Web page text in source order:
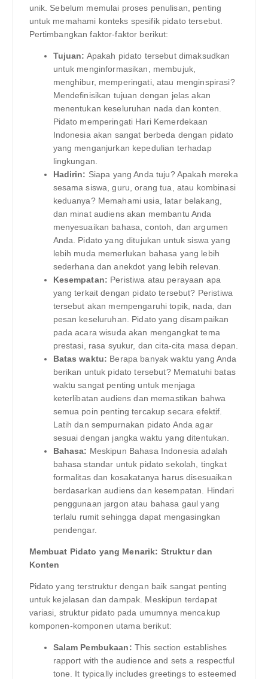
unik. Sebelum memulai proses penulisan, penting
untuk memahami konteks spesifik pidato tersebut.
Pertimbangkan faktor-faktor berikut:
Tujuan: Apakah pidato tersebut dimaksudkan
untuk menginformasikan, membujuk,
menghibur, memperingati, atau menginspirasi?
Mendefinisikan tujuan dengan jelas akan
menentukan keseluruhan nada dan konten.
Pidato memperingati Hari Kemerdekaan
Indonesia akan sangat berbeda dengan pidato
yang menganjurkan kepedulian terhadap
lingkungan.
Hadirin: Siapa yang Anda tuju? Apakah mereka
sesama siswa, guru, orang tua, atau kombinasi
keduanya? Memahami usia, latar belakang,
dan minat audiens akan membantu Anda
menyesuaikan bahasa, contoh, dan argumen
Anda. Pidato yang ditujukan untuk siswa yang
lebih muda memerlukan bahasa yang lebih
sederhana dan anekdot yang lebih relevan.
Kesempatan: Peristiwa atau perayaan apa
yang terkait dengan pidato tersebut? Peristiwa
tersebut akan mempengaruhi topik, nada, dan
pesan keseluruhan. Pidato yang disampaikan
pada acara wisuda akan mengangkat tema
prestasi, rasa syukur, dan cita-cita masa depan.
Batas waktu: Berapa banyak waktu yang Anda
berikan untuk pidato tersebut? Mematuhi batas
waktu sangat penting untuk menjaga
keterlibatan audiens dan memastikan bahwa
semua poin penting tercakup secara efektif.
Latih dan sempurnakan pidato Anda agar
sesuai dengan jangka waktu yang ditentukan.
Bahasa: Meskipun Bahasa Indonesia adalah
bahasa standar untuk pidato sekolah, tingkat
formalitas dan kosakatanya harus disesuaikan
berdasarkan audiens dan kesempatan. Hindari
penggunaan jargon atau bahasa gaul yang
terlalu rumit sehingga dapat mengasingkan
pendengar.
Membuat Pidato yang Menarik: Struktur dan
Konten
Pidato yang terstruktur dengan baik sangat penting
untuk kejelasan dan dampak. Meskipun terdapat
variasi, struktur pidato pada umumnya mencakup
komponen-komponen utama berikut:
Salam Pembukaan: This section establishes
rapport with the audience and sets a respectful
tone. It typically includes greetings to esteemed